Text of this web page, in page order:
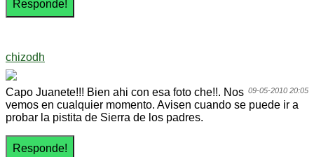
chizodh
09-05-2010 20:05
Capo Juanete!!! Bien ahi con esa foto che!!. Nos
vemos en cualquier momento. Avisen cuando se puede ir a
probar la pistita de Sierra de los padres.